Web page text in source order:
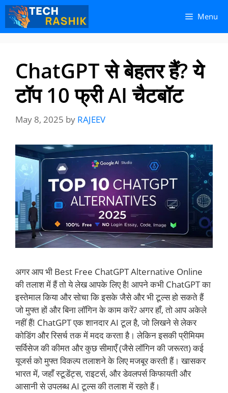
Skip
content
Skip
content
Menu
ChatGPT से बेहतर हैं? ये
टॉप 10 फ्री AI चैटबॉट
May 8, 2025 by RAJEEV
अगर आप भी Best Free ChatGPT Alternative Online
की तलाश में हैं तो ये लेख आपके लिए है! आपने कभी ChatGPT का
इस्तेमाल किया और सोचा कि इसके जैसे और भी टूल्स हो सकते हैं
जो मुफ्त हों और बिना लॉगिन के काम करें? अगर हाँ, तो आप अकेले
नहीं हैं! ChatGPT एक शानदार AI टूल है, जो लिखने से लेकर
कोडिंग और रिसर्च तक में मदद करता है। लेकिन इसकी प्रीमियम
सर्विसेज की कीमत और कुछ सीमाएँ (जैसे लॉगिन की जरूरत) कई
यूजर्स को मुफ्त विकल्प तलाशने के लिए मजबूर करती हैं। खासकर
भारत में, जहाँ स्टूडेंट्स, राइटर्स, और डेवलपर्स किफायती और
आसानी से उपलब्ध AI टूल्स की तलाश में रहते हैं।